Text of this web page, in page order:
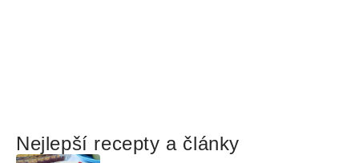
Nejlepší recepty a články